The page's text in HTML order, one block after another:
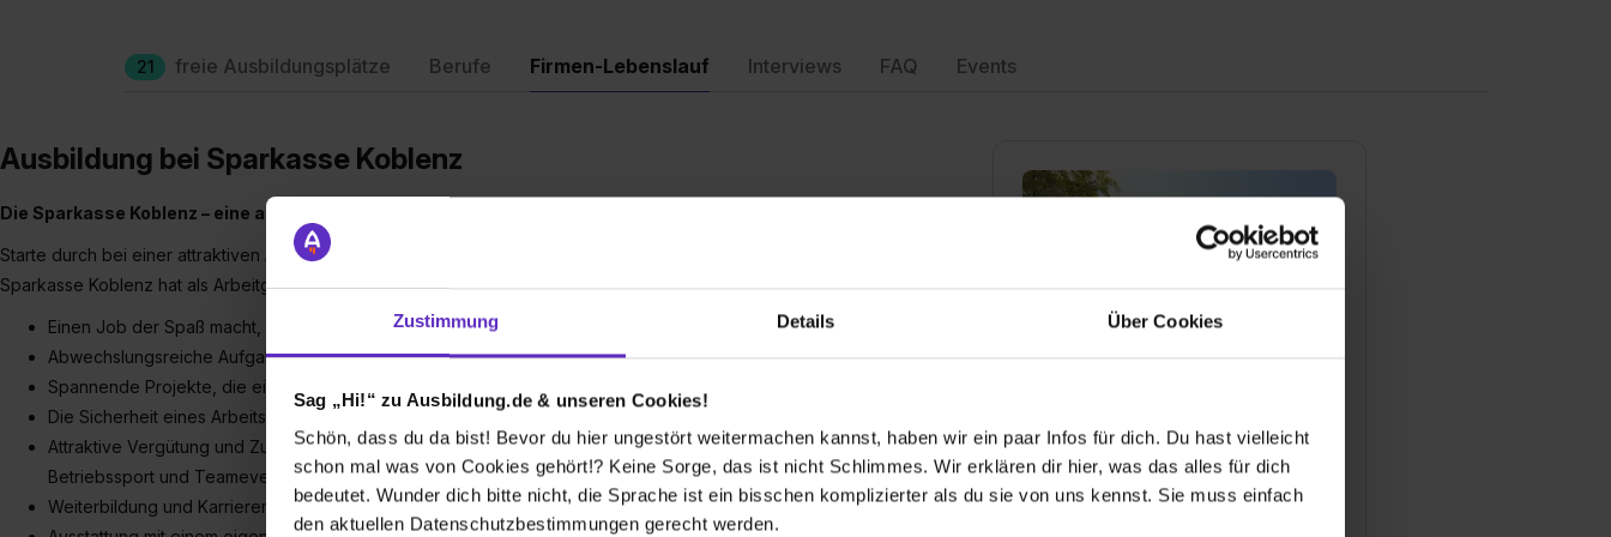
Zustimmung Details Über Cookies
Sag „Hi!“ zu Ausbildung.de & unseren Cookies!
Schön, dass du da bist! Bevor du hier ungestört weitermachen kannst, haben wir ein paar Infos für dich. Du hast vielleicht
schon mal was von Cookies gehört!? Keine Sorge, das ist nicht Schlimmes. Wir erklären dir hier, was das alles für dich
bedeutet. Wunder dich bitte nicht, die Sprache ist ein bisschen komplizierter als du sie von uns kennst. Sie muss einfach
den aktuellen Datenschutzbestimmungen gerecht werden.
21 freie Ausbildungsplätze Berufe Firmen-Lebenslauf Interviews FAQ Events
Bahnhofstr. 11
56068 Koblenz
0261/393-73057
Ausbildung bei Sparkasse Koblenz
Die Sparkasse Koblenz – eine attraktiver Arbeitgeberin
Starte durch bei einer attraktiven Arbeitgeberin mit passenden Einstiegsmöglichkeiten für jede Karrierelaufbahn. Die
Sparkasse Koblenz hat als Arbeitgeberin einiges zu bieten:
Einen Job der Spaß macht, kommunikativ und nah an den Menschen ist
Abwechslungsreiche Aufgaben, die keine Langeweile aufkommen lassen
Spannende Projekte, die eigenverantwortlich gestaltet werden können
Die Sicherheit eines Arbeitsplatzes im öffentlichen Dienst
Attraktive Vergütung und Zusatzleistungen, wie betriebliche Altersvorsorge, vermögenswirksame Leistungen,
Betriebssport und Teamevents
Weiterbildung und Karrieremöglichkeiten nach der Ausbildung/dem Studium